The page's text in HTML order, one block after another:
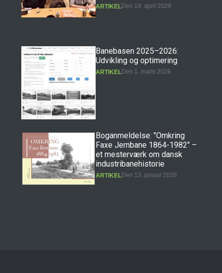
ARTIKELDen 19. april 2026
Banebasen 2025–2026:
Udvikling og optimering
ARTIKELDen 1. marts 2026
Boganmeldelse: "Omkring
Faxe Jernbane 1864-1982" –
et mesterværk om dansk
industribanehistorie
ARTIKELDen 13. januar 2026